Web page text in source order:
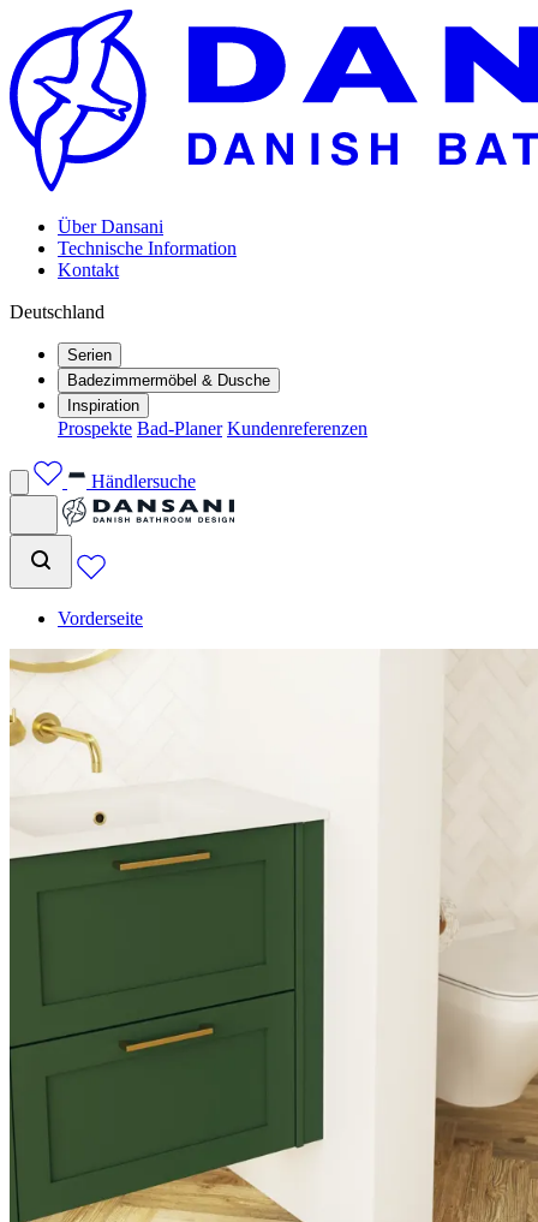
Über Dansani
Technische Information
Kontakt
Deutschland
Serien
Badezimmermöbel & Dusche
Inspiration
Prospekte Bad-Planer Kundenreferenzen
Händlersuche
Vorderseite